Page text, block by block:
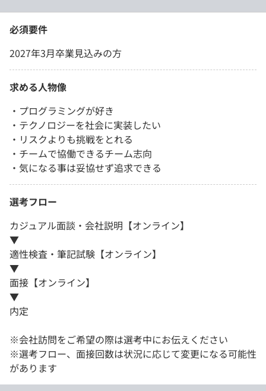
必須要件
2027年3月卒業見込みの方
求める人物像
・プログラミングが好き
・テクノロジーを社会に実装したい
・リスクよりも挑戦をとれる
・チームで協働できるチーム志向
・気になる事は妥協せず追求できる
選考フロー
カジュアル面談・会社説明【オンライン】
▼
適性検査・筆記試験【オンライン】
▼
面接【オンライン】
▼
内定
※会社訪問をご希望の際は選考中にお伝えください
※選考フロー、面接回数は状況に応じて変更になる可能性
があります